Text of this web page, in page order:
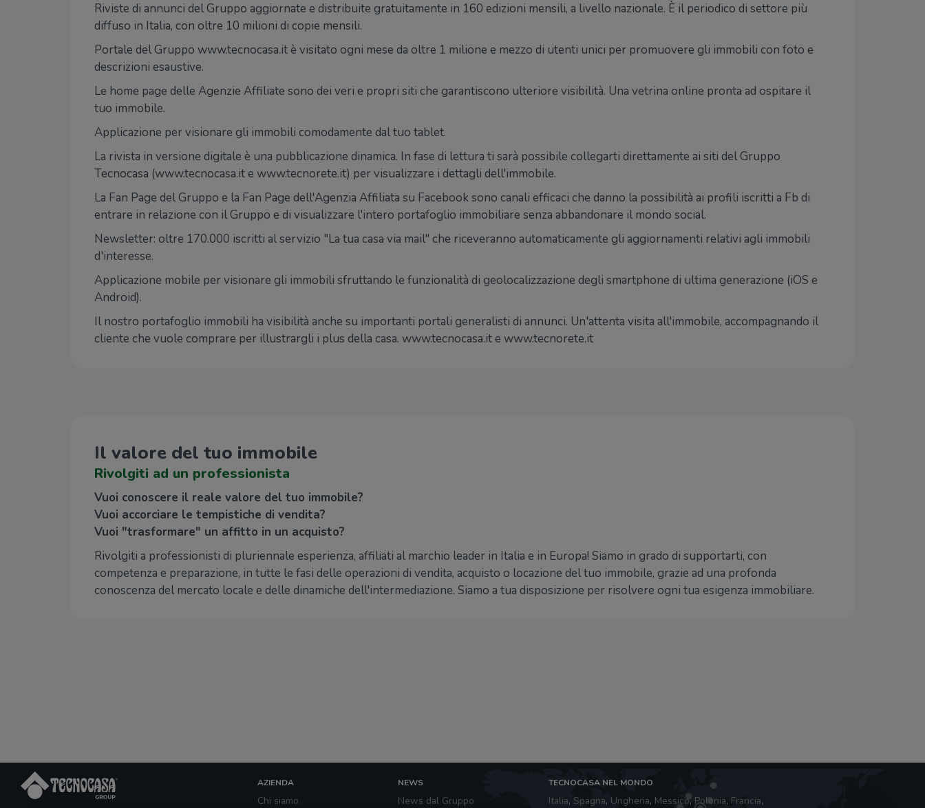
Riviste di annunci del Gruppo aggiornate e distribuite gratuitamente in 160 edizioni mensili, a livello nazionale. È il periodico di settore più
diffuso in Italia, con oltre 10 milioni di copie mensili.
Portale del Gruppo www.tecnocasa.it è visitato ogni mese da oltre 1 milione e mezzo di utenti unici per promuovere gli immobili con foto e
descrizioni esaustive.
Le home page delle Agenzie Affiliate sono dei veri e propri siti che garantiscono ulteriore visibilità. Una vetrina online pronta ad ospitare il
tuo immobile.
Applicazione per visionare gli immobili comodamente dal tuo tablet.
La rivista in versione digitale è una pubblicazione dinamica. In fase di lettura ti sarà possibile collegarti direttamente ai siti del Gruppo
Tecnocasa (www.tecnocasa.it e www.tecnorete.it) per visualizzare i dettagli dell'immobile.
La Fan Page del Gruppo e la Fan Page dell'Agenzia Affiliata su Facebook sono canali efficaci che danno la possibilità ai profili iscritti a Fb di
entrare in relazione con il Gruppo e di visualizzare l'intero portafoglio immobiliare senza abbandonare il mondo social.
Newsletter: oltre 170.000 iscritti al servizio "La tua casa via mail" che riceveranno automaticamente gli aggiornamenti relativi agli immobili
d'interesse.
Applicazione mobile per visionare gli immobili sfruttando le funzionalità di geolocalizzazione degli smartphone di ultima generazione (iOS e
Android).
Il nostro portafoglio immobili ha visibilità anche su importanti portali generalisti di annunci. Un'attenta visita all'immobile, accompagnando il
cliente che vuole comprare per illustrargli i plus della casa. www.tecnocasa.it e www.tecnorete.it
Il valore del tuo immobile
Rivolgiti ad un professionista
Vuoi conoscere il reale valore del tuo immobile?
Vuoi accorciare le tempistiche di vendita?
Vuoi "trasformare" un affitto in un acquisto?
Rivolgiti a professionisti di pluriennale esperienza, affiliati al marchio leader in Italia e in Europa! Siamo in grado di supportarti, con
competenza e preparazione, in tutte le fasi delle operazioni di vendita, acquisto o locazione del tuo immobile, grazie ad una profonda
conoscenza del mercato locale e delle dinamiche dell'intermediazione. Siamo a tua disposizione per risolvere ogni tua esigenza immobiliare.
AZIENDA
Chi siamo
NEWS
News dal Gruppo
TECNOCASA NEL MONDO
Italia, Spagna, Ungheria, Messico, Polonia, Francia,